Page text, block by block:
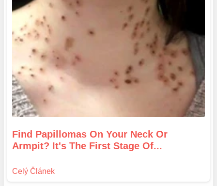
Find Papillomas On Your Neck Or
Armpit? It's The First Stage Of...